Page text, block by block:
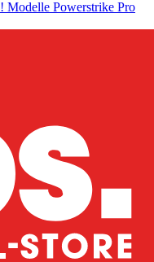
! Modelle Powerstrike Pro